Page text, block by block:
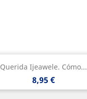
Querida Ijeawele. Cómo...
Precio
8,95 €